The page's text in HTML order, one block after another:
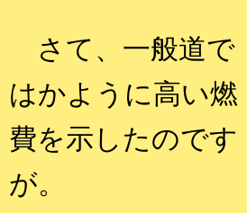
さて、一般道で
はかように高い燃
費を示したのです
が。